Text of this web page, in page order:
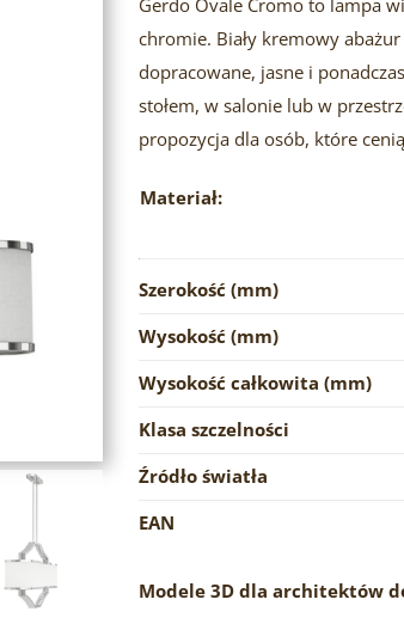
Gerdo Ovale Cromo to lampa
chromie. Biały kremowy
dopracowane, jasne i
stołem, w salonie lub w
propozycja dla osób, które
Materiał:
Szerokość (mm)
Wysokość (mm)
Wysokość całkowita (mm)
Klasa szczelności
Źródło światła
EAN
Modele 3D dla architektów